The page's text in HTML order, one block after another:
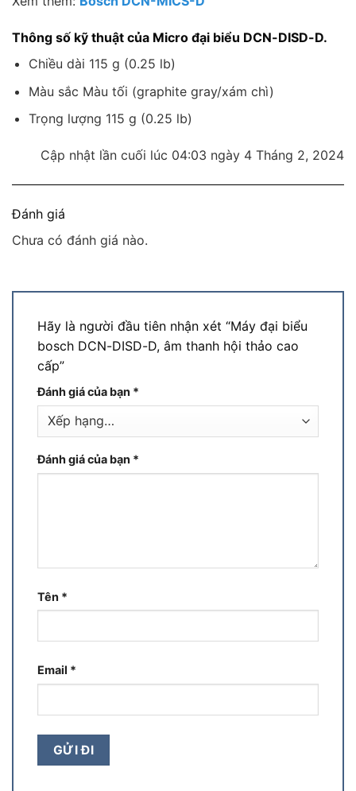
Thông số kỹ thuật của Micro đại biểu DCN-DISD-D.
Chiều dài 115 g (0.25 lb)
Màu sắc Màu tối (graphite gray/xám chì)
Trọng lượng 115 g (0.25 lb)
Cập nhật lần cuối lúc 04:03 ngày 4 Tháng 2, 2024
Đánh giá
Chưa có đánh giá nào.
Hãy là người đầu tiên nhận xét “Máy đại biểu
bosch DCN-DISD-D, âm thanh hội thảo cao
cấp”
Đánh giá của bạn *
Đánh giá của bạn *
Tên *
Email *